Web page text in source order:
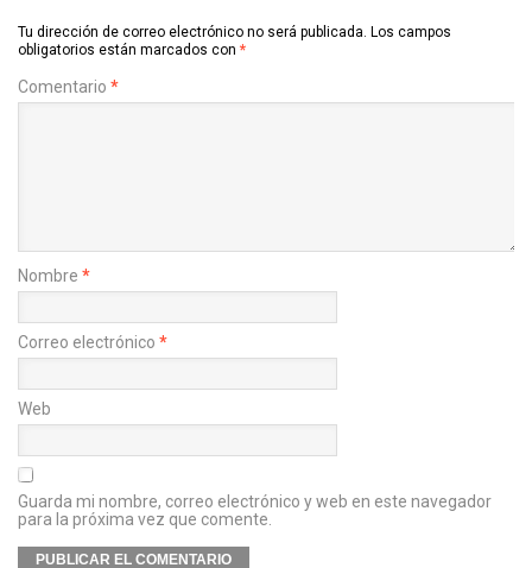
Tu dirección de correo electrónico no será publicada. Los campos
obligatorios están marcados con *
Comentario *
Nombre *
Correo electrónico *
Web
Guarda mi nombre, correo electrónico y web en este navegador
para la próxima vez que comente.